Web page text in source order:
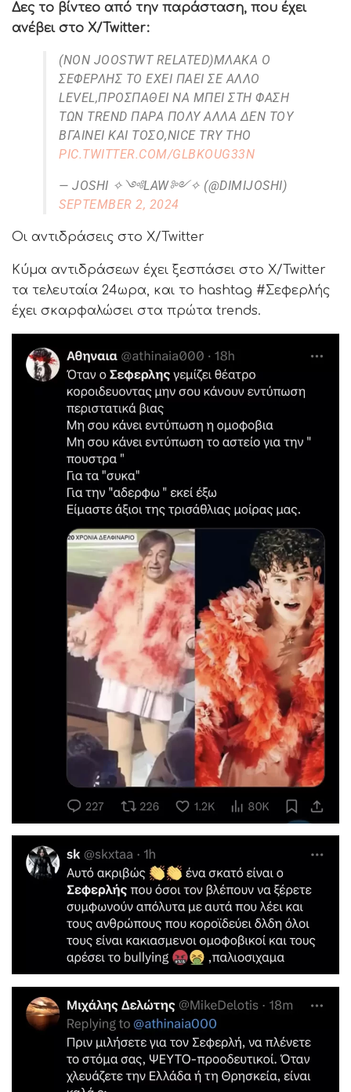
Δες το βίντεο από την παράσταση, που έχει
ανέβει στο X/Twitter:
(NON JOOSTWT RELATED)ΜΛΑΚΑ Ο
ΣΕΦΕΡΛΉΣ ΤΟ ΈΧΕΙ ΠΆΕΙ ΣΕ ΆΛΛΟ
LEVEL,ΠΡΟΣΠΑΘΕΊ ΝΑ ΜΠΕΙ ΣΤΗ ΦΆΣΗ
ΤΩΝ TREND ΠΑΡΆ ΠΟΛΎ ΑΛΛΆ ΔΕΝ ΤΟΥ
ΒΓΑΊΝΕΙ ΚΑΙ ΤΌΣΟ,NICE TRY THO
PIC.TWITTER.COM/GLBKOUG33N
— JOSHI ✧༺LAW༻✧ (@DIMIJOSHI)
SEPTEMBER 2, 2024
Οι αντιδράσεις στο Χ/Twitter
Κύμα αντιδράσεων έχει ξεσπάσει στο X/Twitter
τα τελευταία 24ωρα, και το hashtag #Σεφερλής
έχει σκαρφαλώσει στα πρώτα trends.